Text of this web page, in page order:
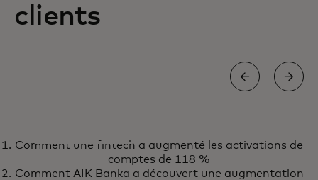
clients
Personnaliser l'expérience
d'achat en seulement six mois
En savoir plus
Comment une fintech a augmenté les activations de
comptes de 118 %
Comment AIK Banka a découvert une augmentation